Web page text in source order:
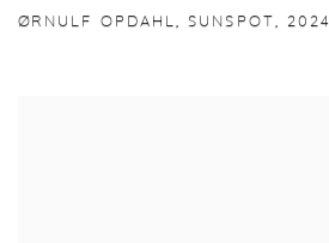
ØRNULF OPDAHL,SUNSPOT , 2024